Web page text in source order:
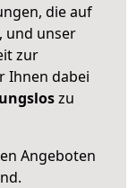
die auf
und unser
zur
Ihnen dabei
zu
Angeboten